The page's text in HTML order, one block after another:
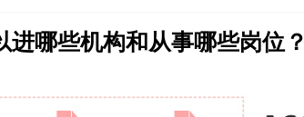
哪些机构和从事哪些岗位？